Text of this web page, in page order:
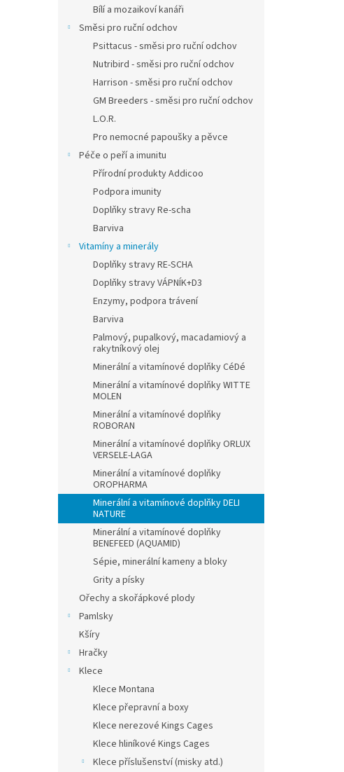
Bílí a mozaikoví kanáři
Směsi pro ruční odchov
Psittacus - směsi pro ruční odchov
Nutribird - směsi pro ruční odchov
Harrison - směsi pro ruční odchov
GM Breeders - směsi pro ruční odchov
L.O.R.
Pro nemocné papoušky a pěvce
Péče o peří a imunitu
Přírodní produkty Addicoo
Podpora imunity
Doplňky stravy Re-scha
Barviva
Vitamíny a minerály
Doplňky stravy RE-SCHA
Doplňky stravy VÁPNÍK+D3
Enzymy, podpora trávení
Barviva
Palmový, pupalkový, macadamiový a
rakytníkový olej
Minerální a vitamínové doplňky CéDé
Minerální a vitamínové doplňky WITTE
MOLEN
Minerální a vitamínové doplňky
ROBORAN
Minerální a vitamínové doplňky ORLUX
VERSELE-LAGA
Minerální a vitamínové doplňky
OROPHARMA
Minerální a vitamínové doplňky DELI
NATURE
Minerální a vitamínové doplňky
BENEFEED (AQUAMID)
Sépie, minerální kameny a bloky
Grity a písky
Ořechy a skořápkové plody
Pamlsky
Kšíry
Hračky
Klece
Klece Montana
Klece přepravní a boxy
Klece nerezové Kings Cages
Klece hliníkové Kings Cages
Klece příslušenství (misky atd.)